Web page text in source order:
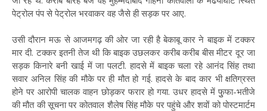
पेट्रोल पंप से पेट्रोल भरवाकर वह जैसे ही सड़क पर आए.
उसी दौरान मऊ से आजमगढ़ की ओर जा रही है बेकाबू कार ने बाइक में टक्कर
मार दी. टक्कर इतनी तेज थी कि बाइक उछलकर करीब करीब बीस मीटर दूर जा
सड़क किनारे बनी खाई में जा पलटी. हादसे में बाइक चला रहे आनंद सिंह तथा
सवार अनिल सिंह की मौके पर ही मौत हो गई. हादसे के बाद कार भी क्षतिग्रस्त
होने पर आरोपी चालक वाहन छोड़कर फरार हो गया. उधर हादसे में फुुफा-भतीजे
की मौत की सूचना पर कोतवाल शैलेष सिंह मौके पर पहुंचे और शवों को पोस्टमार्टम